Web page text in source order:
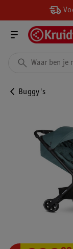
Buggy's